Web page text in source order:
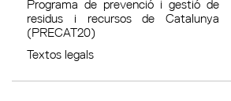
Programa de prevenció i gestió de
residus i recursos de Catalunya
(PRECAT20)
Textos legals